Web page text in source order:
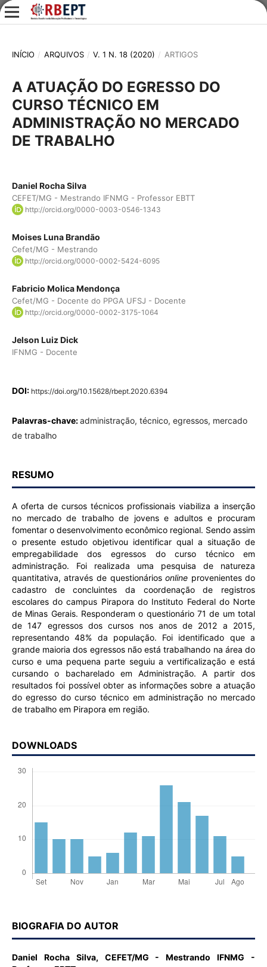
INÍCIO / ARQUIVOS / V. 1 N. 18 (2020) / ARTIGOS
A ATUAÇÃO DO EGRESSO DO
CURSO TÉCNICO EM
ADMINISTRAÇÃO NO MERCADO
DE TRABALHO
Daniel Rocha Silva
CEFET/MG - Mestrando IFNMG - Professor EBTT
http://orcid.org/0000-0003-0546-1343
Moises Luna Brandão
Cefet/MG - Mestrando
http://orcid.org/0000-0002-5424-6095
Fabricio Molica Mendonça
Cefet/MG - Docente do PPGA UFSJ - Docente
http://orcid.org/0000-0002-3175-1064
Jelson Luiz Dick
IFNMG - Docente
DOI: https://doi.org/10.15628/rbept.2020.6394
Palavras-chave:administração, técnico, egressos, mercado
de trabalho
RESUMO
A oferta de cursos técnicos profissionais viabiliza a inserção
no mercado de trabalho de jovens e adultos e procuram
fomentar o desenvolvimento econômico regional. Sendo assim
o presente estudo objetivou identificar qual a situação de
empregabilidade dos egressos do curso técnico em
administração. Foi realizada uma pesquisa de natureza
quantitativa, através de questionáriosonline provenientes do
cadastro de concluintes da coordenação de registros
escolares do campus Pirapora do Instituto Federal do Norte
de Minas Gerais. Responderam o questionário 71 de um total
de 147 egressos dos cursos nos anos de 2012 a 2015,
representando 48% da população. Foi identificado que a
grande maioria dos egressos não está trabalhando na área do
curso e uma pequena parte seguiu a vertificalização e está
cursando o bacharelado em Administração. A partir dos
resultados foi possível obter as informações sobre a atuação
do egresso do curso técnico em administração no mercado
de trabalho em Pirapora em região.
DOWNLOADS
BIOGRAFIA DO AUTOR
Daniel Rocha Silva, CEFET/MG - Mestrando IFNMG -